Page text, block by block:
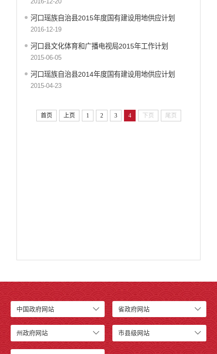
社会救助
涉农补贴
应急预案
河口瑶族自治县2015年度国有建设用地供应计划
2016-12-19
河口县文化体育和广播电视局2015年工作计划
2015-06-05
河口瑶族自治县2014年度国有建设用地供应计划
2015-04-23
首页 上页 1 2 3 4 下页 尾页
中国政府网站 省政府网站
州政府网站 市县级网站